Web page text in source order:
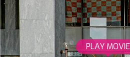
PLAY MOVIE